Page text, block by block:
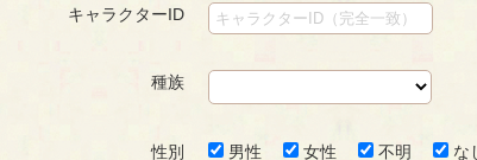
キャラクターID
種族
性別 男性 女性 不明 な